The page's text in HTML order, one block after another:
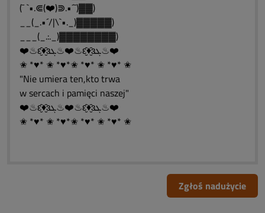
(¯ `•.⋐(❤️)⋑.•´¯)▓▓)
__(_.•´/|\`•._)▓▓▓▓▓)
___(_.:._)▓▓▓▓▓▓▓▓)
❤️♨ԑ̮̑♦̮̑ɜܓ♨❤️♨ԑ̮̑♦̮̑ɜܓ♨❤️
✬ *♥* ✬ *♥*✬ *♥* ✬ *♥* ✬
"Nie umiera ten,kto trwa
w sercach i pamięci naszej"
❤️♨ԑ̮̑♦̮̑ɜܓ♨❤️♨ԑ̮̑♦̮̑ɜܓ♨❤️
✬ *♥* ✬ *♥*✬ *♥* ✬ *♥* ✬
Zgłoś nadużycie